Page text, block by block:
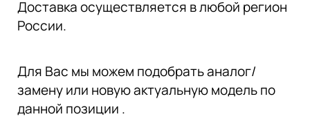
Доставка осуществляется в любой регион
России.
Для Вас мы можем подобрать аналог/
замену или новую актуальную модель по
данной позиции .